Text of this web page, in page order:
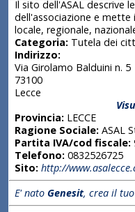
Il sito dell'ASAL descrive
dell'associazione e
locale, regionale,
Categoria:Tutela dei
Indirizzo:
Via Girolamo Balduini n. 5
73100
Lecce
Provincia:LECCE
Ragione Sociale:ASAL
Partita IVA/cod fiscale:
Telefono:0832526725
Sito: http://
E' nato Genesit, crea il